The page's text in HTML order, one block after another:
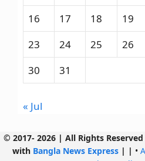
16
17 18 19
23
24 25 26
30
31
« Jul
© 2017- 2026 | All Rights Reserved
with Bangla News Express | | •